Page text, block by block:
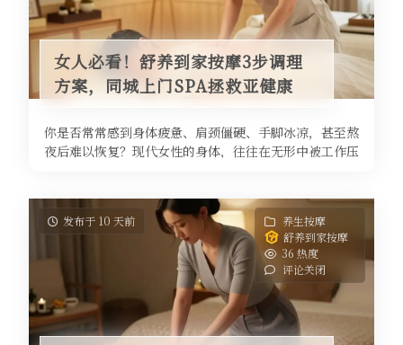
女人必看！舒养到家按摩3步调理
方案，同城上门SPA拯救亚健康
你是否常常感到身体疲惫、肩颈僵硬、手脚冰凉，甚至熬
夜后难以恢复？现代女性的身体，往往在无形中被工作压
发布于 10 天前
养生按摩
舒养到家按摩
36 热度
评论关闭